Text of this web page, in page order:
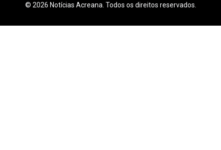
© 2026 Notícias Acreana. Todos os direitos reservados.